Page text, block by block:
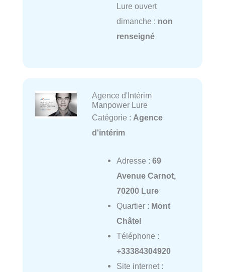
Lure ouvert
dimanche : non
renseigné
Agence d'Intérim
Manpower Lure
Catégorie : Agence
d'intérim
Adresse : 69
Avenue Carnot,
70200 Lure
Quartier : Mont
Châtel
Téléphone :
+33384304920
Site internet :